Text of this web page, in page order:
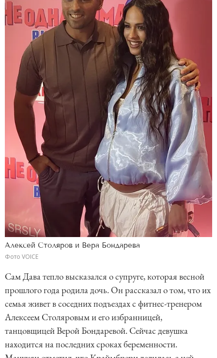
Алексей Столяров и Вера Бондарева
Фото VOICE
Сам Дава тепло высказался о супруге, которая весной
прошлого года родила дочь. Он рассказал о том, что их
семья живет в соседних подъездах с фитнес-тренером
Алексеем Столяровым и его избранницей,
танцовщицей Верой Бондаревой. Сейчас девушка
находится на последних сроках беременности.